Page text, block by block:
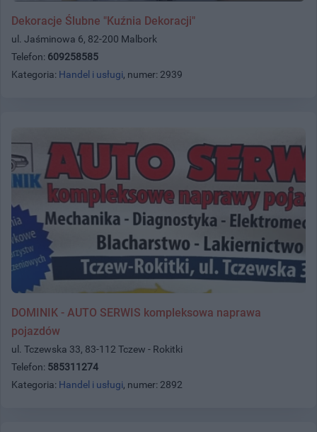
Dekoracje Ślubne "Kuźnia Dekoracji"
ul. Jaśminowa 6, 82-200 Malbork
Telefon: 609258585
Kategoria: Handel i usługi, numer: 2939
DOMINIK - AUTO SERWIS kompleksowa naprawa
pojazdów
ul. Tczewska 33, 83-112 Tczew - Rokitki
Telefon: 585311274
Kategoria: Handel i usługi, numer: 2892